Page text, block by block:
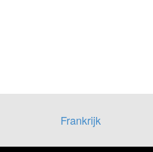
Frankrijk